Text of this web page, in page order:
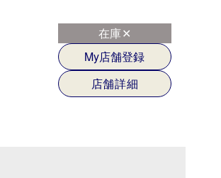
在庫✕
My店舗登録
店舗詳細